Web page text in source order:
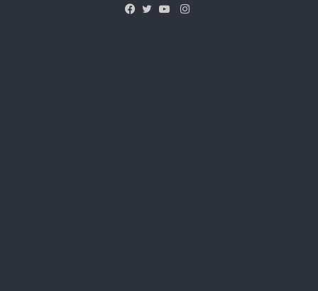
Instagram